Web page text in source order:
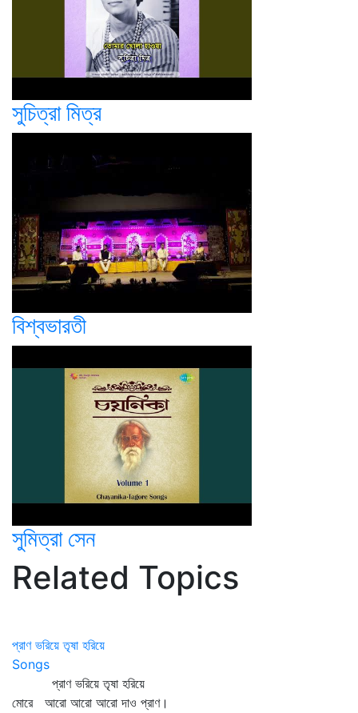
সুচিত্রা মিত্র
বিশ্বভারতী
সুমিত্রা সেন
Related Topics
প্রাণ ভরিয়ে তৃষা হরিয়ে
Songs
প্রাণ ভরিয়ে তৃষা হরিয়ে
মোরে আরো আরো আরো দাও প্রাণ।